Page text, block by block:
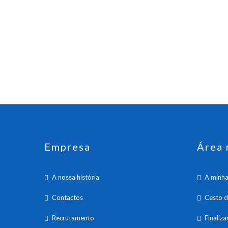
Empresa
A nossa história
Contactos
Recrutamento
Área
A
Cesto